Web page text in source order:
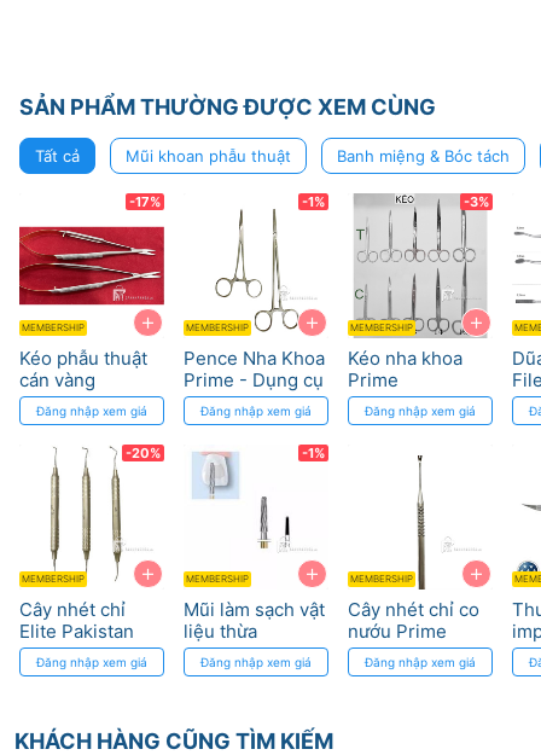
SẢN PHẨM THƯỜNG ĐƯỢC XEM CÙNG
Tất cả Mũi khoan phẫu thuật Banh miệng & Bóc tách
+
-17%
MEMBERSHIP
Kéo phẫu thuật
cán vàng
Đăng nhập xem giá
+
-20%
MEMBERSHIP
Cây nhét chỉ
Elite Pakistan
Đăng nhập xem giá
+
-1%
MEMBERSHIP
Pence Nha Khoa
Prime - Dụng cụ
kẹp cầm máu
không gỉ
Đăng nhập xem giá
+
-1%
MEMBERSHIP
Mũi làm sạch vật
liệu thừa
H22AGK,
H22ALGK,
Đăng nhập xem giá
+
-3%
MEMBERSHIP
Kéo nha khoa
Prime
Đăng nhập xem giá
+
MEMBERSHIP
Cây nhét chỉ co
nướu Prime
Đăng nhập xem giá
KHÁCH HÀNG CŨNG TÌM KIẾM